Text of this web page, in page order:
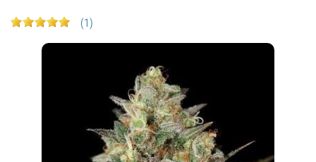
(1)